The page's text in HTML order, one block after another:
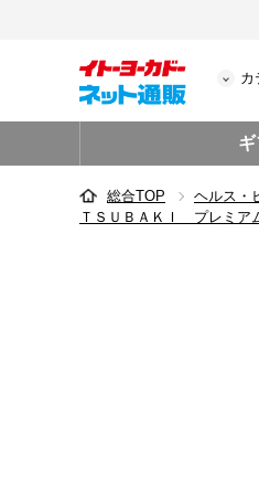
カ
総合TOP ヘルス・
ＴＳＵＢＡＫＩ プレミ